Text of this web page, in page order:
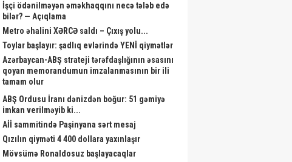
İşçi ödənilməyən əməkhaqqını necə tələb edə
bilər? — Açıqlama
Metro əhalini XƏRCƏ saldı – Çıxış yolu...
Toylar başlayır: şadlıq evlərində YENİ qiymətlər
Azərbaycan-ABŞ strateji tərəfdaşlığının əsasını
qoyan memorandumun imzalanmasının bir ili
tamam olur
ABŞ Ordusu İranı dənizdən boğur: 51 gəmiyə
imkan verilməyib ki...
Aİİ sammitində Paşinyana sərt mesaj
Qızılın qiyməti 4 400 dollara yaxınlaşır
Mövsümə Ronaldosuz başlayacaqlar